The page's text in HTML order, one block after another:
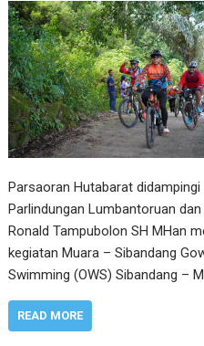
Parsaoran Hutabarat didampingi
Parlindungan Lumbantoruan
Ronald Tampubolon SH MHan
kegiatan Muara – Sibandang
Swimming (OWS) Sibandang –
READ MORE